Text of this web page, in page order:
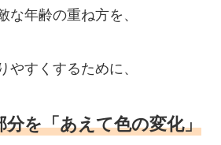
な年齢の重ね方を、
やすくするために、
分を「あえて色の変化」